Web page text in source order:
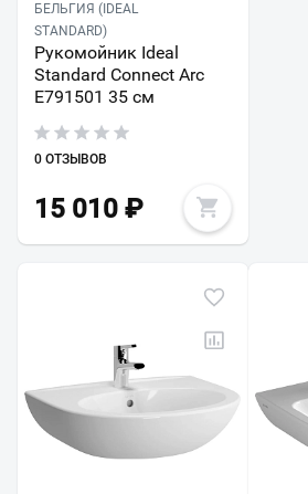
БЕЛЬГИЯ (IDEAL
STANDARD)
Рукомойник Ideal
Standard Connect Arc
E791501 35 см
0 ОТЗЫВОВ
15 010 ₽